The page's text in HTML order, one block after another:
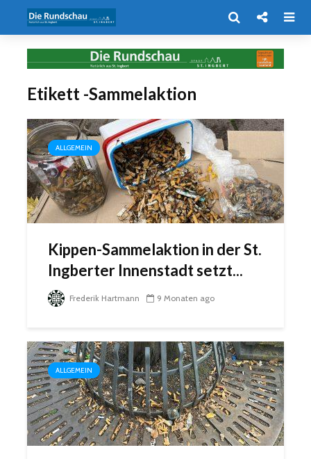
Etikett -Sammelaktion
ALLGEMEIN
Kippen-Sammelaktion in der St.
Ingberter Innenstadt setzt...
Frederik Hartmann 9 Monaten ago
ALLGEMEIN